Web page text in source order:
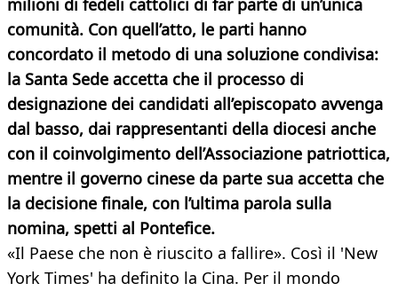
milioni di fedeli cattolici di far parte di un’unica
comunità. Con quell’atto, le parti hanno
concordato il metodo di una soluzione condivisa:
la Santa Sede accetta che il processo di
designazione dei candidati all’episcopato avvenga
dal basso, dai rappresentanti della diocesi anche
con il coinvolgimento dell’Associazione patriottica,
mentre il governo cinese da parte sua accetta che
la decisione finale, con l’ultima parola sulla
nomina, spetti al Pontefice.
«Il Paese che non è riuscito a fallire». Così il 'New
York Times' ha definito la Cina. Per il mondo